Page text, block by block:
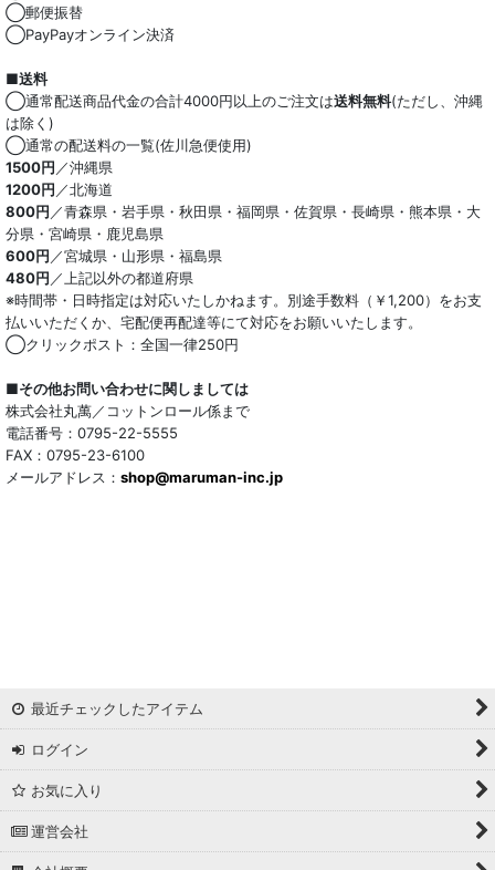
◯郵便振替
◯PayPayオンライン決済
■送料
◯通常配送商品代金の合計4000円以上のご注文は送料無料(ただし、沖縄
は除く)
◯通常の配送料の一覧(佐川急便使用)
1500円 ／沖縄県
1200円 ／北海道
800円 ／青森県・岩手県・秋田県・福岡県・佐賀県・長崎県・熊本県・大
分県・宮崎県・鹿児島県
600円 ／宮城県・山形県・福島県
480円 ／上記以外の都道府県
※時間帯・日時指定は対応いたしかねます。別途手数料（￥1,200）をお支
払いいただくか、宅配便再配達等にて対応をお願いいたします。
◯クリックポスト：全国一律250円
■その他お問い合わせに関しましては
株式会社丸萬／コットンロール係まで
電話番号：0795-22-5555
FAX：0795-23-6100
メールアドレス： shop@maruman-inc.jp
最近チェックしたアイテム
ログイン
お気に入り
運営会社